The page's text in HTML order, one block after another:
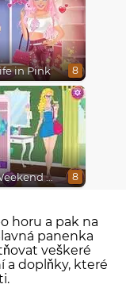
in Pink 8
Barbie Weekend Outfit 8
horu a pak na
panenka
veškeré
a doplňky, které